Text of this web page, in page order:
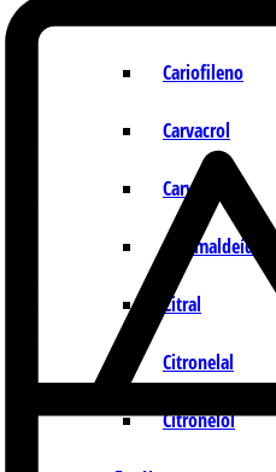
Cariofileno
Carvacrol
Carvona
Cinamaldeído
Citral
Citronelal
Citronelol